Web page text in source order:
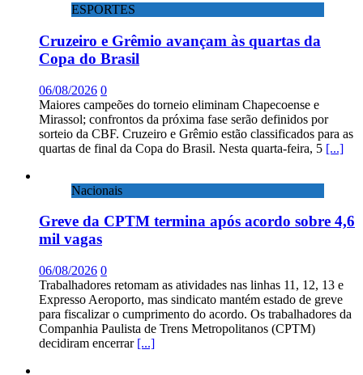
ESPORTES
Cruzeiro e Grêmio avançam às quartas da
Copa do Brasil
06/08/2026 0
Maiores campeões do torneio eliminam Chapecoense e
Mirassol; confrontos da próxima fase serão definidos por
sorteio da CBF. Cruzeiro e Grêmio estão classificados para as
quartas de final da Copa do Brasil. Nesta quarta-feira, 5 [...]
Nacionais
Greve da CPTM termina após acordo sobre 4,6
mil vagas
06/08/2026 0
Trabalhadores retomam as atividades nas linhas 11, 12, 13 e
Expresso Aeroporto, mas sindicato mantém estado de greve
para fiscalizar o cumprimento do acordo. Os trabalhadores da
Companhia Paulista de Trens Metropolitanos (CPTM)
decidiram encerrar [...]